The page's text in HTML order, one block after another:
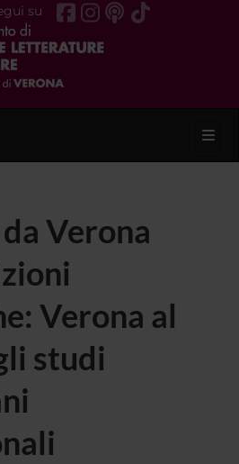
su
Verona
Verona al
studi